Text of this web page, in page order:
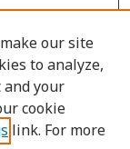
our site
to analyze,
your
cookie
link. For more